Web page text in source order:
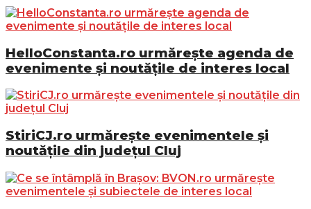
HelloConstanta.ro urmărește agenda de
evenimente și noutățile de interes local
StiriCJ.ro urmărește evenimentele și
noutățile din județul Cluj